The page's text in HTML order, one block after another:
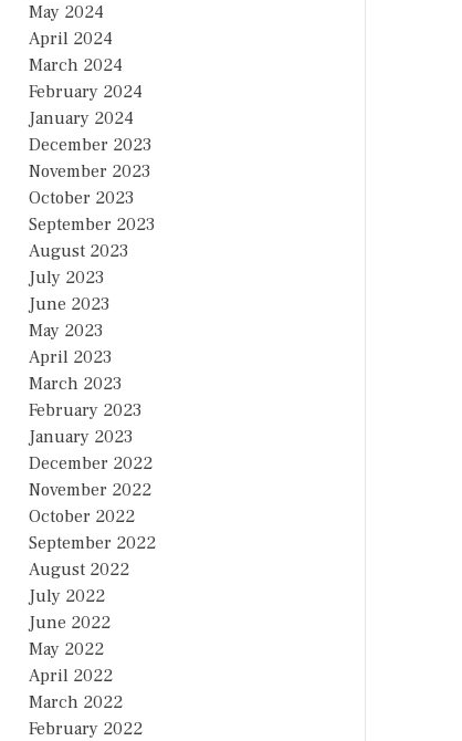
May 2024
April 2024
March 2024
February 2024
January 2024
December 2023
November 2023
October 2023
September 2023
August 2023
July 2023
June 2023
May 2023
April 2023
March 2023
February 2023
January 2023
December 2022
November 2022
October 2022
September 2022
August 2022
July 2022
June 2022
May 2022
April 2022
March 2022
February 2022